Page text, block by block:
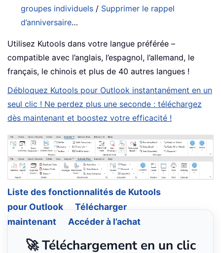
groupes individuels / Supprimer le rappel
d’anniversaire…
Utilisez Kutools dans votre langue préférée –
compatible avec l’anglais, l’espagnol, l’allemand, le
français, le chinois et plus de 40 autres langues !
Débloquez Kutools pour Outlook instantanément en un
seul clic ! Ne perdez plus une seconde : téléchargez
dès maintenant et boostez votre efficacité !
Liste des fonctionnalités de Kutools
pour Outlook
Télécharger
maintenant
Accéder à l’achat
🚀 Téléchargement en un clic